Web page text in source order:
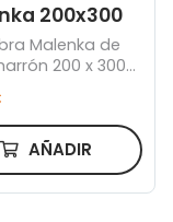
200x300
Malenka de
200 x 300
AÑADIR